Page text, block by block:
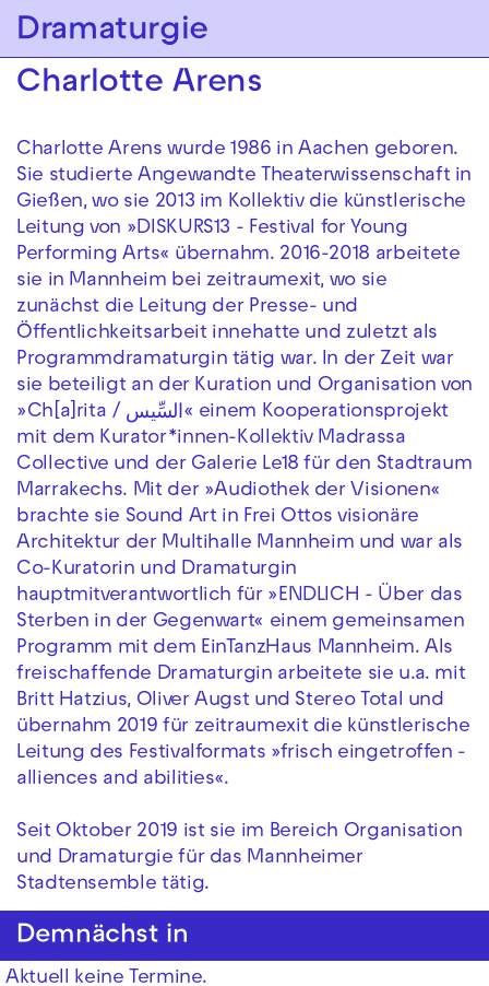
Zur Hauptnavigation springen
Zum Hauptinhalt springen
Dramaturgie
Charlotte Arens
Charlotte Arens wurde 1986 in Aachen geboren.
Sie studierte Angewandte Theaterwissenschaft in
Gießen, wo sie 2013 im Kollektiv die künstlerische
Leitung von »DISKURS13 - Festival for Young
Performing Arts« übernahm. 2016-2018 arbeitete
sie in Mannheim bei zeitraumexit, wo sie
zunächst die Leitung der Presse- und
Öffentlichkeitsarbeit innehatte und zuletzt als
Programmdramaturgin tätig war. In der Zeit war
sie beteiligt an der Kuration und Organisation von
»Ch[a]rita / السِّيس« einem Kooperationsprojekt
mit dem Kurator*innen-Kollektiv Madrassa
Collective und der Galerie Le18 für den Stadtraum
Marrakechs. Mit der »Audiothek der Visionen«
brachte sie Sound Art in Frei Ottos visionäre
Architektur der Multihalle Mannheim und war als
Co-Kuratorin und Dramaturgin
hauptmitverantwortlich für »ENDLICH - Über das
Sterben in der Gegenwart« einem gemeinsamen
Programm mit dem EinTanzHaus Mannheim. Als
freischaffende Dramaturgin arbeitete sie u.a. mit
Britt Hatzius, Oliver Augst und Stereo Total und
übernahm 2019 für zeitraumexit die künstlerische
Leitung des Festivalformats »frisch eingetroffen -
alliences and abilities«.
Seit Oktober 2019 ist sie im Bereich Organisation
und Dramaturgie für das Mannheimer
Stadtensemble tätig.
Demnächst in
Aktuell keine Termine.